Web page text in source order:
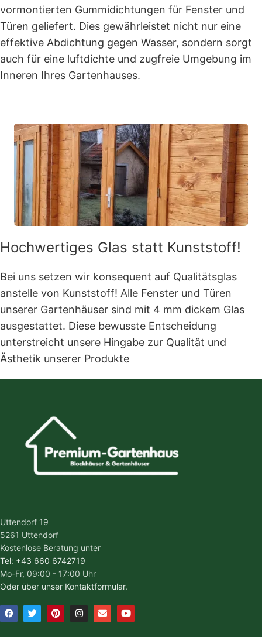
vormontierten Gummidichtungen für Fenster und
Türen geliefert. Dies gewährleistet nicht nur eine
effektive Abdichtung gegen Wasser, sondern sorgt
auch für eine luftdichte und zugfreie Umgebung im
Inneren Ihres Gartenhauses.
Hochwertiges Glas statt Kunststoff!
Bei uns setzen wir konsequent auf Qualitätsglas
anstelle von Kunststoff! Alle Fenster und Türen
unserer Gartenhäuser sind mit 4 mm dickem Glas
ausgestattet. Diese bewusste Entscheidung
unterstreicht unsere Hingabe zur Qualität und
Ästhetik unserer Produkte
Uttendorf 19
5261 Uttendorf
Kostenlose Beratung unter
Tel: +43 660 6742719
Mo-Fr, 09:00 - 17:00 Uhr
Oder über unser Kontaktformular.